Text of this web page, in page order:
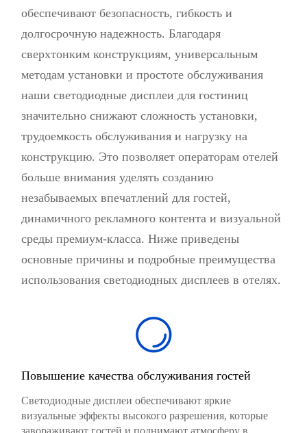
обеспечивают безопасность, гибкость и
долгосрочную надежность. Благодаря
сверхтонким конструкциям, универсальным
методам установки и простоте обслуживания
наши светодиодные дисплеи для гостиниц
значительно снижают сложность установки,
трудоемкость обслуживания и нагрузку на
конструкцию. Это позволяет операторам отелей
больше внимания уделять созданию
незабываемых впечатлений для гостей,
динамичного рекламного контента и визуальной
среды премиум-класса. Ниже приведены
основные причины и подробные преимущества
использования светодиодных дисплеев в отелях.
Повышение качества обслуживания гостей
Светодиодные дисплеи обеспечивают яркие
визуальные эффекты высокого разрешения, которые
завораживают гостей и поднимают атмосферу в